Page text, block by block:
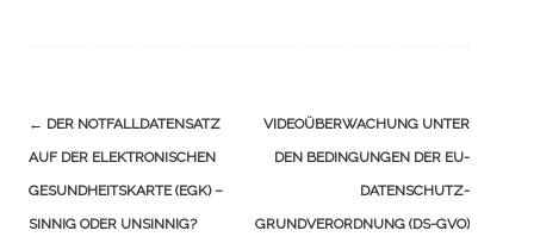
Navigation
(Beiträge)
← DER NOTFALLDATENSATZ
AUF DER ELEKTRONISCHEN
GESUNDHEITSKARTE (EGK) –
SINNIG ODER UNSINNIG?
VIDEOÜBERWACHUNG UNTER
DEN BEDINGUNGEN DER EU-
DATENSCHUTZ-
GRUNDVERORDNUNG (DS-GVO)